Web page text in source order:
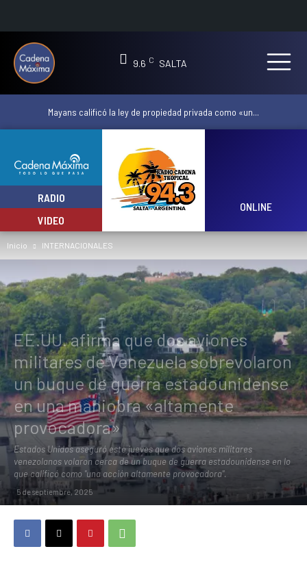
9.6 C SALTA
Mayans calificó la ley de propiedad privada como «un...
RADIO
VIDEO
ONLINE
Inicio INTERNACIONALES
EE.UU. afirma que dos aviones
militares de Venezuela sobrevolaron
un buque de guerra estadounidense
en una maniobra «altamente
provocadora»
Estados Unidos aseguró este jueves que dos aviones militares
venezolanos volaron cerca de un buque de guerra estadounidense en lo
que calificó como "una acción altamente provocadora".
5 de septiembre, 2025